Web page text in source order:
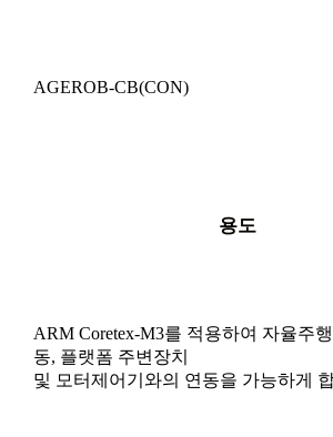
AGEROB-CB(CON)
용도
ARM Coretex-M3를 적용하여 자율주
동, 플랫폼 주변장치
및 모터제어기와의 연동을 가능하게